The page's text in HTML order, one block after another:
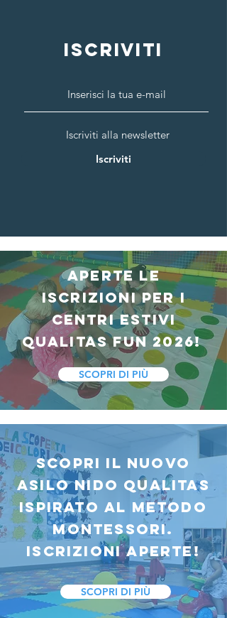
ISCRIVITI
Iscriviti alla newsletter
Iscriviti
APERTE LE
ISCRIZIONI PER I
CENTRI ESTIVI
QUALITAS FUN 2026!
SCOPRI DI PIÙ
scopri il NUOVO
ASILO NIDO QUALITAS
ISPIRATO AL METODO
MONTESSORI.
ISCRIZIONI APERTE!
SCOPRI DI PIÙ